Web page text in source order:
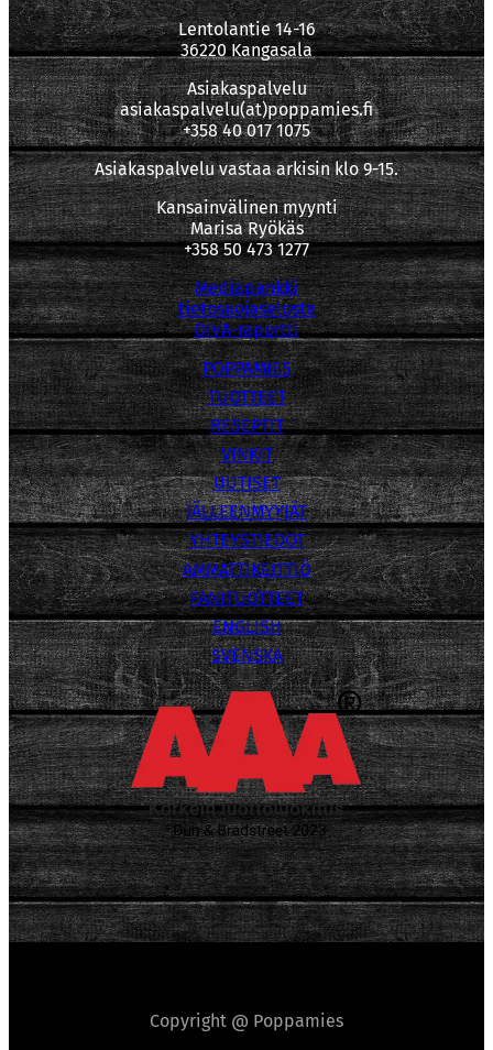
Lentolantie 14-16
36220 Kangasala
Asiakaspalvelu
asiakaspalvelu(at)poppamies.fi
+358 40 017 1075
Asiakaspalvelu vastaa arkisin klo 9-15.
Kansainvälinen myynti
Marisa Ryökäs
+358 50 473 1277
Mediapankki
tietosuojaseloste
OIVA-raportti
POPPAMIES
TUOTTEET
RESEPTIT
VINKIT
UUTISET
JÄLLEENMYYJÄT
YHTEYSTIEDOT
AMMATTIKEITTIÖ
FANITUOTTEET
ENGLISH
SVENSKA
Copyright @ Poppamies